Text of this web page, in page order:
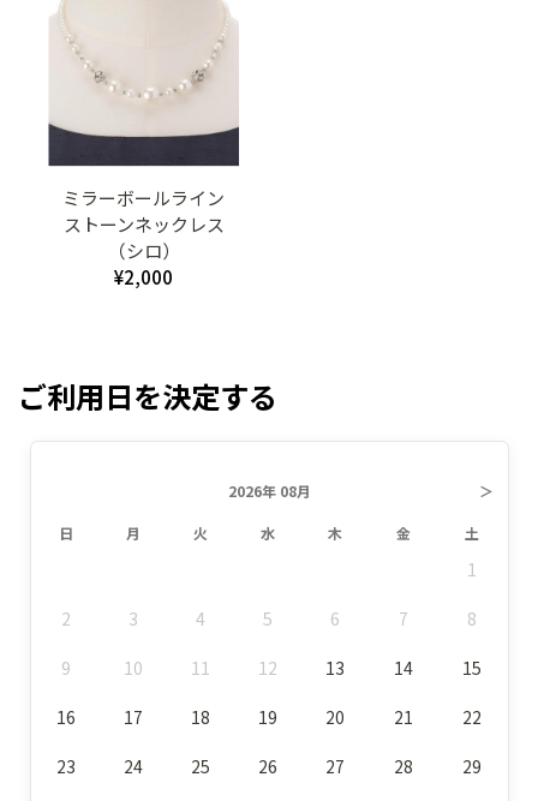
ミラーボールライン
ストーンネックレス
（シロ）
¥2,000
ご利用日を決定する
2026年 08月 ＞
日 月 火 水 木 金 土
1
2 3 4 5 6 7 8
9 10 11 12 13 14 15
16 17 18 19 20 21 22
23 24 25 26 27 28 29